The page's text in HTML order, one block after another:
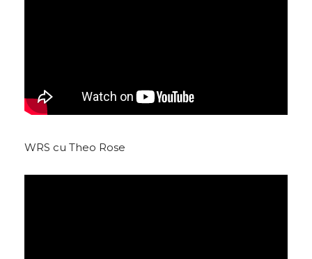
WRS cu Theo Rose